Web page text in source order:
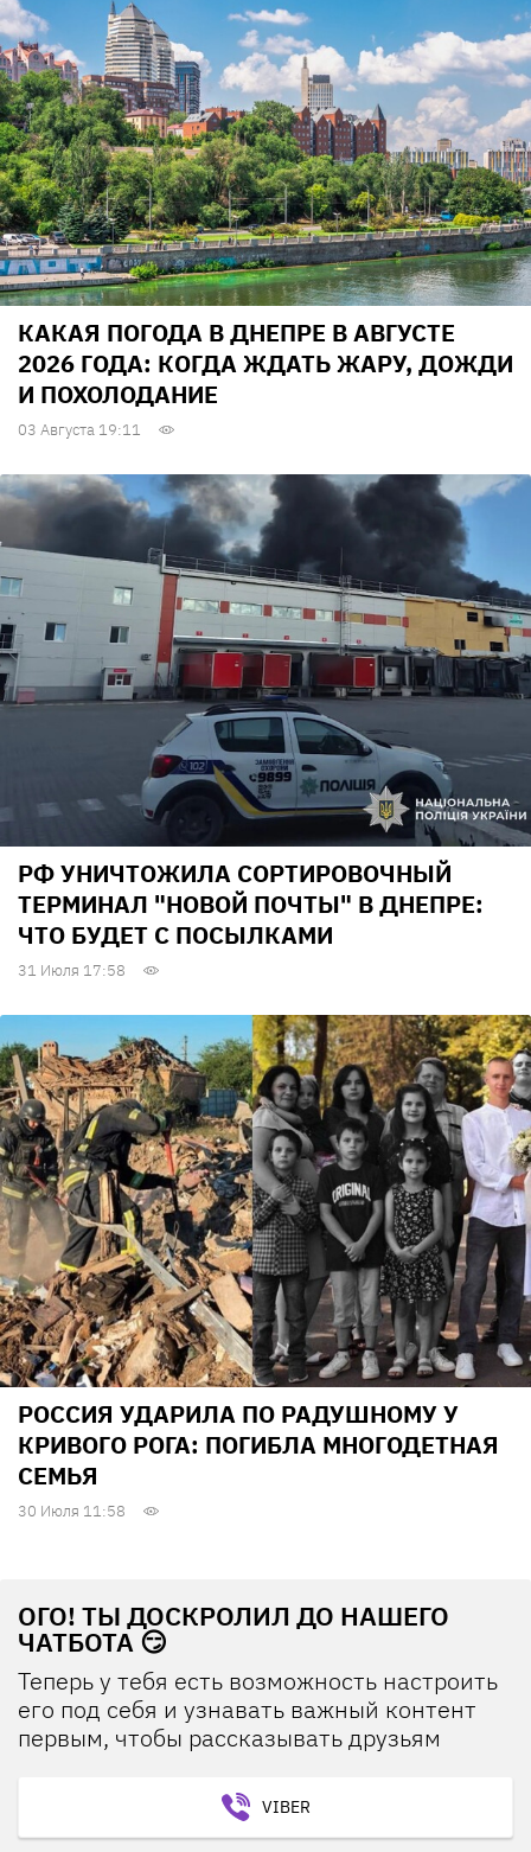
КАКАЯ ПОГОДА В ДНЕПРЕ В АВГУСТЕ
2026 ГОДА: КОГДА ЖДАТЬ ЖАРУ, ДОЖДИ
И ПОХОЛОДАНИЕ
03 Августа 19:11
РФ УНИЧТОЖИЛА СОРТИРОВОЧНЫЙ
ТЕРМИНАЛ "НОВОЙ ПОЧТЫ" В ДНЕПРЕ:
ЧТО БУДЕТ С ПОСЫЛКАМИ
31 Июля 17:58
РОССИЯ УДАРИЛА ПО РАДУШНОМУ У
КРИВОГО РОГА: ПОГИБЛА МНОГОДЕТНАЯ
СЕМЬЯ
30 Июля 11:58
ОГО! ТЫ ДОСКРОЛИЛ ДО НАШЕГО
ЧАТБОТА 😏
Теперь у тебя есть возможность настроить
его под себя и узнавать важный контент
первым, чтобы рассказывать друзьям
VIBER